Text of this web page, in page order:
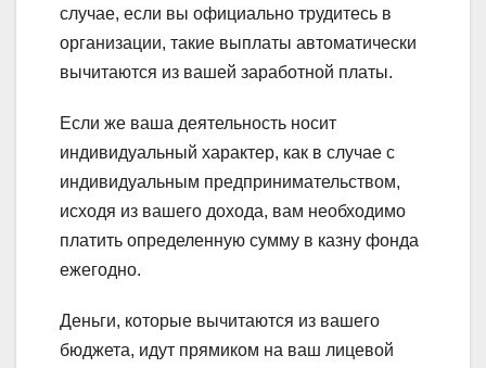
случае, если вы официально трудитесь в
организации, такие выплаты автоматически
вычитаются из вашей заработной платы.
Если же ваша деятельность носит
индивидуальный характер, как в случае с
индивидуальным предпринимательством,
исходя из вашего дохода, вам необходимо
платить определенную сумму в казну фонда
ежегодно.
Деньги, которые вычитаются из вашего
бюджета, идут прямиком на ваш лицевой